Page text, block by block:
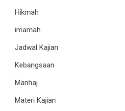
Hikmah
imamah
Jadwal Kajian
Kebangsaan
Manhaj
Materi Kajian